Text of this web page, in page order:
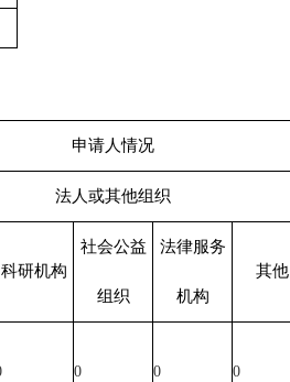
申请人情况
法人或其他组织
科研机构
社会公益
组织
法律服务
机构
其他
0 0 0